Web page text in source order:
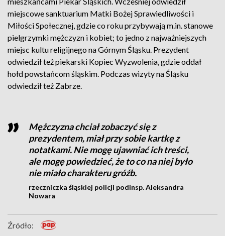
miejscowe sanktuarium Matki Bożej Sprawiedliwości i
Miłości Społecznej, gdzie co roku przybywają m.in. stanowe
pielgrzymki mężczyzn i kobiet; to jedno z najważniejszych
miejsc kultu religijnego na Górnym Śląsku. Prezydent
odwiedził też piekarski Kopiec Wyzwolenia, gdzie oddał
hołd powstańcom śląskim. Podczas wizyty na Śląsku
odwiedził też Zabrze.
Mężczyzna chciał zobaczyć się z
prezydentem, miał przy sobie kartkę z
notatkami. Nie mogę ujawniać ich treści,
ale mogę powiedzieć, że to co na niej było
nie miało charakteru gróźb.
rzeczniczka śląskiej policji podinsp. Aleksandra
Nowara
Źródło: